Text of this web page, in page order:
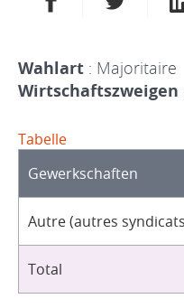
Wahlart : Majoritaire
Wirtschaftszweigen
Tabelle
Gewerkschaften
Autre (autres
Total